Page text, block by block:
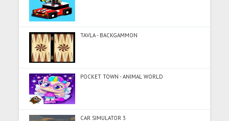
TAVLA - BACKGAMMON
POCKET TOWN - ANIMAL WORLD
CAR SIMULATOR 3